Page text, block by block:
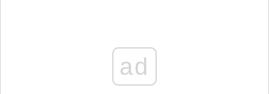
ad